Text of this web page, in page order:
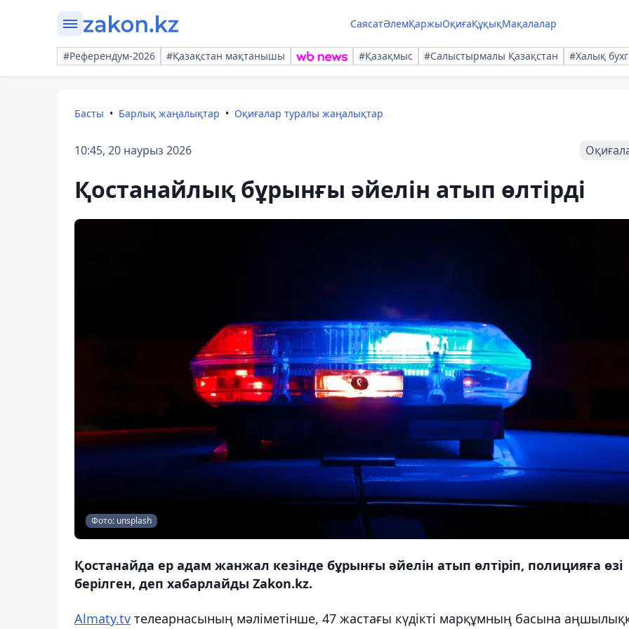
СаясатӘлемҚаржыОқиғаҚұқықМақалалар
#Референдум-2026 #Қазақстан мақтанышы #Қазақмыс #Салыстырмалы Қазақстан #Халық
Басты Барлық жаңалықтар Оқиғалар туралы жаңалықтар
10:45, 20 наурыз 2026
Қостанайлық бұрынғы әйелін атып өлтірді
Фото: unsplash
Қостанайда ер адам жанжал кезінде бұрынғы әйелін атып өлтіріп, полицияға өзі
берілген, деп хабарлайды Zakon.kz.
Almaty.tv телеарнасының мәліметінше, 47 жастағы күдікті марқұмның басына